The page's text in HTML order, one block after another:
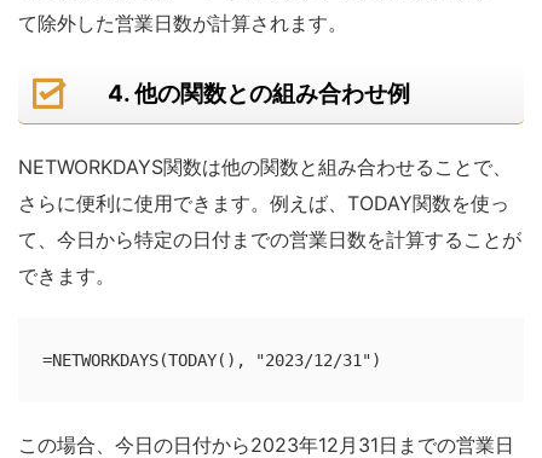
て除外した営業日数が計算されます。
4. 他の関数との組み合わせ例
NETWORKDAYS関数は他の関数と組み合わせることで、
さらに便利に使用できます。例えば、TODAY関数を使っ
て、今日から特定の日付までの営業日数を計算することが
できます。
=NETWORKDAYS(TODAY(), "2023/12/31")
この場合、今日の日付から2023年12月31日までの営業日